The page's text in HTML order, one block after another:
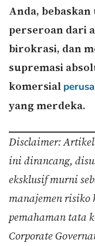
Anda,
perseroan dari
birokrasi, dan
supremasi
komersial
yang merdeka.
Disclaimer:
ini dirancang,
eksklusif murni
manajemen
pemahaman tata
Corporate